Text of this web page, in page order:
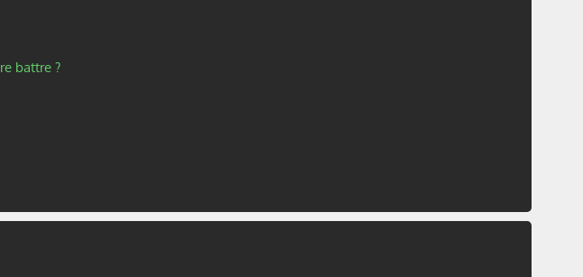
battre ?